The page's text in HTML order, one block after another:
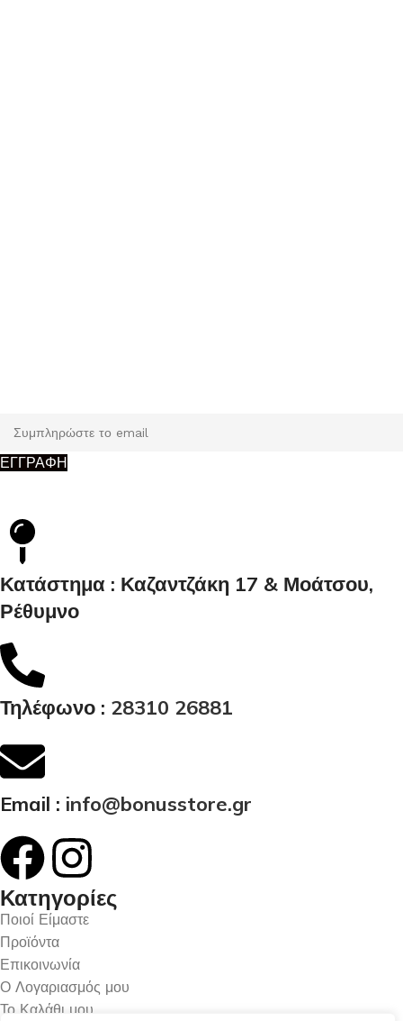
ΕΓΓΡΑΦΗ
Κατάστημα : Καζαντζάκη 17 & Μοάτσου,
Ρέθυμνο
Τηλέφωνο : 28310 26881
Email : info@bonusstore.gr
Κατηγορίες
Ποιοί Είμαστε
Προϊόντα
Επικοινωνία
Ο Λογαριασμός μου
Το Καλάθι μου